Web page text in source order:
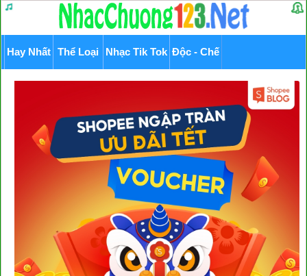
Hay Nhất Thể Loại Nhạc Tik Tok Độc - Chế